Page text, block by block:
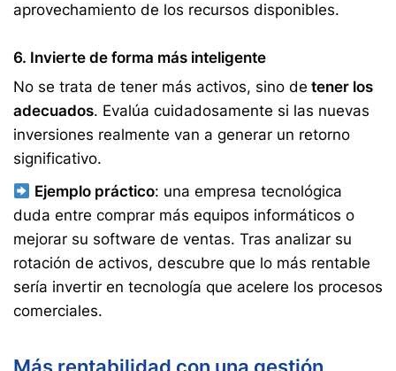
aprovechamiento de los recursos disponibles.
6. Invierte de forma más inteligente
No se trata de tener más activos, sino de tener los
adecuados. Evalúa cuidadosamente si las nuevas
inversiones realmente van a generar un retorno
significativo.
Ejemplo práctico: una empresa tecnológica
duda entre comprar más equipos informáticos o
mejorar su software de ventas. Tras analizar su
rotación de activos, descubre que lo más rentable
sería invertir en tecnología que acelere los procesos
comerciales.